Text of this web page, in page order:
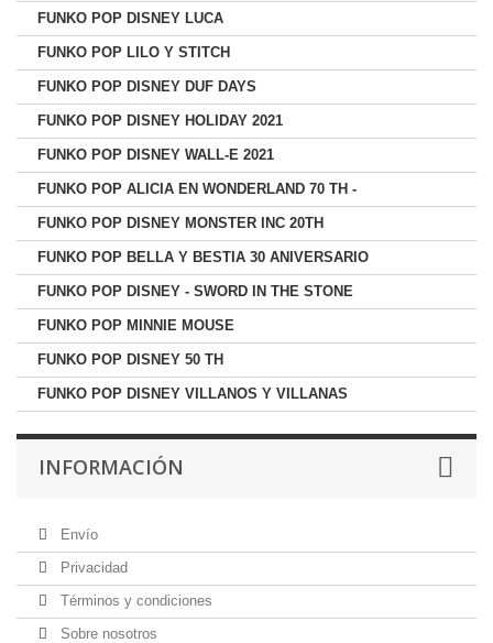
FUNKO POP DISNEY LUCA
FUNKO POP LILO Y STITCH
FUNKO POP DISNEY DUF DAYS
FUNKO POP DISNEY HOLIDAY 2021
FUNKO POP DISNEY WALL-E 2021
FUNKO POP ALICIA EN WONDERLAND 70 TH -
FUNKO POP DISNEY MONSTER INC 20TH
FUNKO POP BELLA Y BESTIA 30 ANIVERSARIO
FUNKO POP DISNEY - SWORD IN THE STONE
FUNKO POP MINNIE MOUSE
FUNKO POP DISNEY 50 TH
FUNKO POP DISNEY VILLANOS Y VILLANAS
INFORMACIÓN
Envío
Privacidad
Términos y condiciones
Sobre nosotros